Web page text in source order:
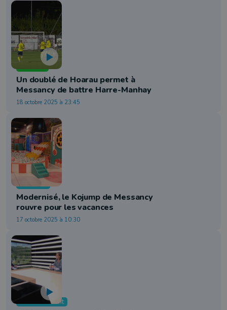
Football
Un doublé de Hoarau permet à
Messancy de battre Harre-Manhay
18 octobre 2025 à 23:45
Jeunesse
Modernisé, le Kojump de Messancy
rouvre pour les vacances
17 octobre 2025 à 10:30
Environnement